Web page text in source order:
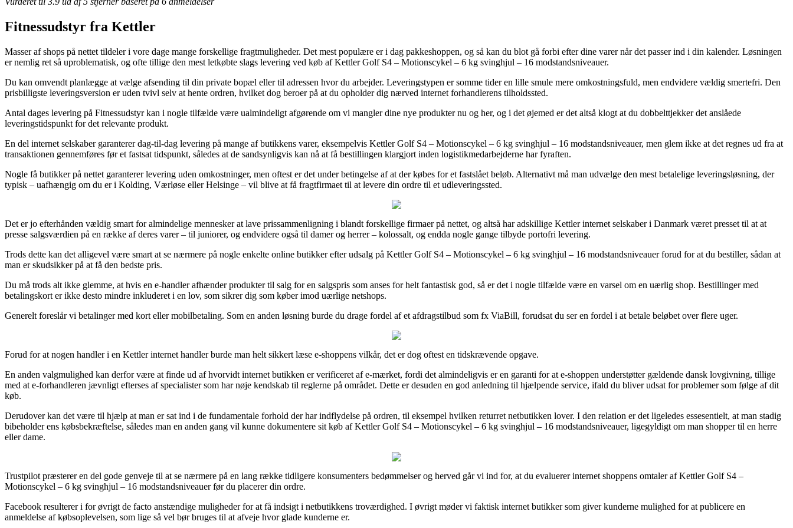
Fitnessudstyr fra Kettler
Masser af shops på nettet tildeler i vore dage mange forskellige fragtmuligheder. Det mest populære er i dag pakkeshoppen, og så kan du blot gå forbi efter dine varer når det passer ind i din kalender. Løsningen
er nemlig ret så uproblematisk, og ofte tillige den mest letkøbte slags levering ved køb af Kettler Golf S4 – Motionscykel – 6 kg svinghjul – 16 modstandsniveauer.
Du kan omvendt planlægge at vælge afsending til din private bopæl eller til adressen hvor du arbejder. Leveringstypen er somme tider en lille smule mere omkostningsfuld, men endvidere vældig smertefri. Den
prisbilligste leveringsversion er uden tvivl selv at hente ordren, hvilket dog beroer på at du opholder dig nærved internet forhandlerens tilholdssted.
Antal dages levering på Fitnessudstyr kan i nogle tilfælde være ualmindeligt afgørende om vi mangler dine nye produkter nu og her, og i det øjemed er det altså klogt at du dobbelttjekker det anslåede
leveringstidspunkt for det relevante produkt.
En del internet selskaber garanterer dag-til-dag levering på mange af butikkens varer, eksempelvis Kettler Golf S4 – Motionscykel – 6 kg svinghjul – 16 modstandsniveauer, men glem ikke at det regnes ud fra at
transaktionen gennemføres før et fastsat tidspunkt, således at de sandsynligvis kan nå at få bestillingen klargjort inden logistikmedarbejderne har fyraften.
Nogle få butikker på nettet garanterer levering uden omkostninger, men oftest er det under betingelse af at der købes for et fastslået beløb. Alternativt må man udvælge den mest betalelige leveringsløsning, der
typisk – uafhængig om du er i Kolding, Værløse eller Helsinge – vil blive at få fragtfirmaet til at levere din ordre til et udleveringssted.
Det er jo efterhånden vældig smart for almindelige mennesker at lave prissammenligning i blandt forskellige firmaer på nettet, og altså har adskillige Kettler internet selskaber i Danmark været presset til at at
presse salgsværdien på en række af deres varer – til juniorer, og endvidere også til damer og herrer – kolossalt, og endda nogle gange tilbyde portofri levering.
Trods dette kan det alligevel være smart at se nærmere på nogle enkelte online butikker efter udsalg på Kettler Golf S4 – Motionscykel – 6 kg svinghjul – 16 modstandsniveauer forud for at du bestiller, sådan at
man er skudsikker på at få den bedste pris.
Du må trods alt ikke glemme, at hvis en e-handler afhænder produkter til salg for en salgspris som anses for helt fantastisk god, så er det i nogle tilfælde være en varsel om en uærlig shop. Bestillinger med
betalingskort er ikke desto mindre inkluderet i en lov, som sikrer dig som køber imod uærlige netshops.
Generelt foreslår vi betalinger med kort eller mobilbetaling. Som en anden løsning burde du drage fordel af et afdragstilbud som fx ViaBill, forudsat du ser en fordel i at betale beløbet over flere uger.
Forud for at nogen handler i en Kettler internet handler burde man helt sikkert læse e-shoppens vilkår, det er dog oftest en tidskrævende opgave.
En anden valgmulighed kan derfor være at finde ud af hvorvidt internet butikken er verificeret af e-mærket, fordi det almindeligvis er en garanti for at e-shoppen understøtter gældende dansk lovgivning, tillige
med at e-forhandleren jævnligt efterses af specialister som har nøje kendskab til reglerne på området. Dette er desuden en god anledning til hjælpende service, ifald du bliver udsat for problemer som følge af dit
køb.
Derudover kan det være til hjælp at man er sat ind i de fundamentale forhold der har indflydelse på ordren, til eksempel hvilken returret netbutikken lover. I den relation er det ligeledes essesentielt, at man stadig
bibeholder ens købsbekræftelse, således man en anden gang vil kunne dokumentere sit køb af Kettler Golf S4 – Motionscykel – 6 kg svinghjul – 16 modstandsniveauer, ligegyldigt om man shopper til en herre
eller dame.
Trustpilot præsterer en del gode genveje til at se nærmere på en lang række tidligere konsumenters bedømmelser og herved går vi ind for, at du evaluerer internet shoppens omtaler af Kettler Golf S4 –
Motionscykel – 6 kg svinghjul – 16 modstandsniveauer før du placerer din ordre.
Facebook resulterer i for øvrigt de facto anstændige muligheder for at få indsigt i netbutikkens troværdighed. I øvrigt møder vi faktisk internet butikker som giver kunderne mulighed for at publicere en
anmeldelse af købsoplevelsen, som lige så vel bør bruges til at afveje hvor glade kunderne er.